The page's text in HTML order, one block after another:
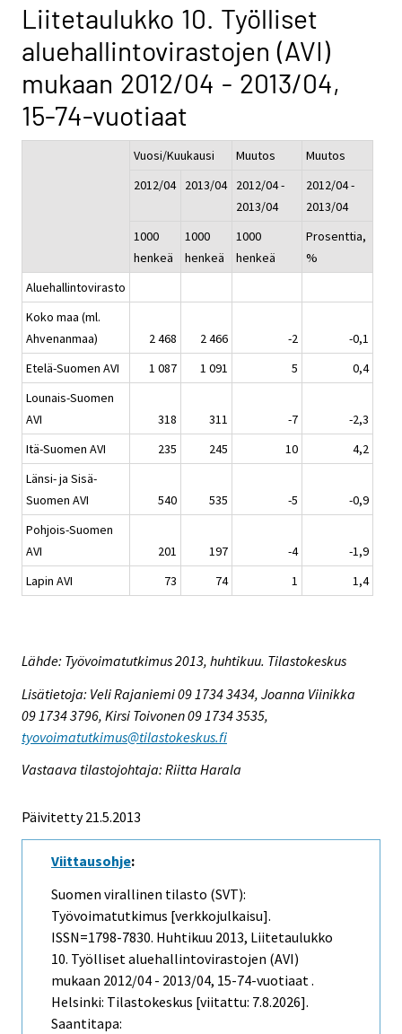
Liitetaulukko 10. Työlliset
aluehallintovirastojen (AVI)
mukaan 2012/04 - 2013/04,
15-74-vuotiaat
Vuosi/Kuukausi Muutos
Muutos
2012/04
2013/04
2012/04 -
2013/04
2012/04 -
2013/04
1000
henkeä
1000
henkeä
1000
henkeä
Prosenttia,
%
Aluehallintovirasto
Koko maa (ml.
Ahvenanmaa)
2 468 2 466 -2
-0,1
Etelä-Suomen AVI
1 087 1 091 5
0,4
Lounais-Suomen
AVI
318 311 -7
-2,3
Itä-Suomen AVI
235 245 10
4,2
Länsi- ja Sisä-
Suomen AVI
540 535 -5
-0,9
Pohjois-Suomen
AVI
201 197 -4
-1,9
Lapin AVI
73 74 1 1,4
Lähde: Työvoimatutkimus 2013, huhtikuu. Tilastokeskus
Lisätietoja: Veli Rajaniemi 09 1734 3434, Joanna Viinikka
09 1734 3796, Kirsi Toivonen 09 1734 3535,
tyovoimatutkimus@tilastokeskus.fi
Vastaava tilastojohtaja: Riitta Harala
Päivitetty 21.5.2013
Viittausohje:
Suomen virallinen tilasto (SVT):
Työvoimatutkimus [verkkojulkaisu].
ISSN=1798-7830. Huhtikuu 2013, Liitetaulukko
10. Työlliset aluehallintovirastojen (AVI)
mukaan 2012/04 - 2013/04, 15-74-vuotiaat .
Helsinki: Tilastokeskus [viitattu: 7.8.2026].
Saantitapa: